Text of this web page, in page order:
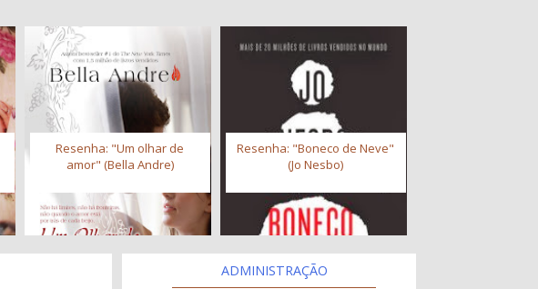
Resenha: "Um olhar de
amor" (Bella Andre)
Resenha: "Boneco de Neve"
(Jo Nesbo)
ADMINISTRAÇÃO